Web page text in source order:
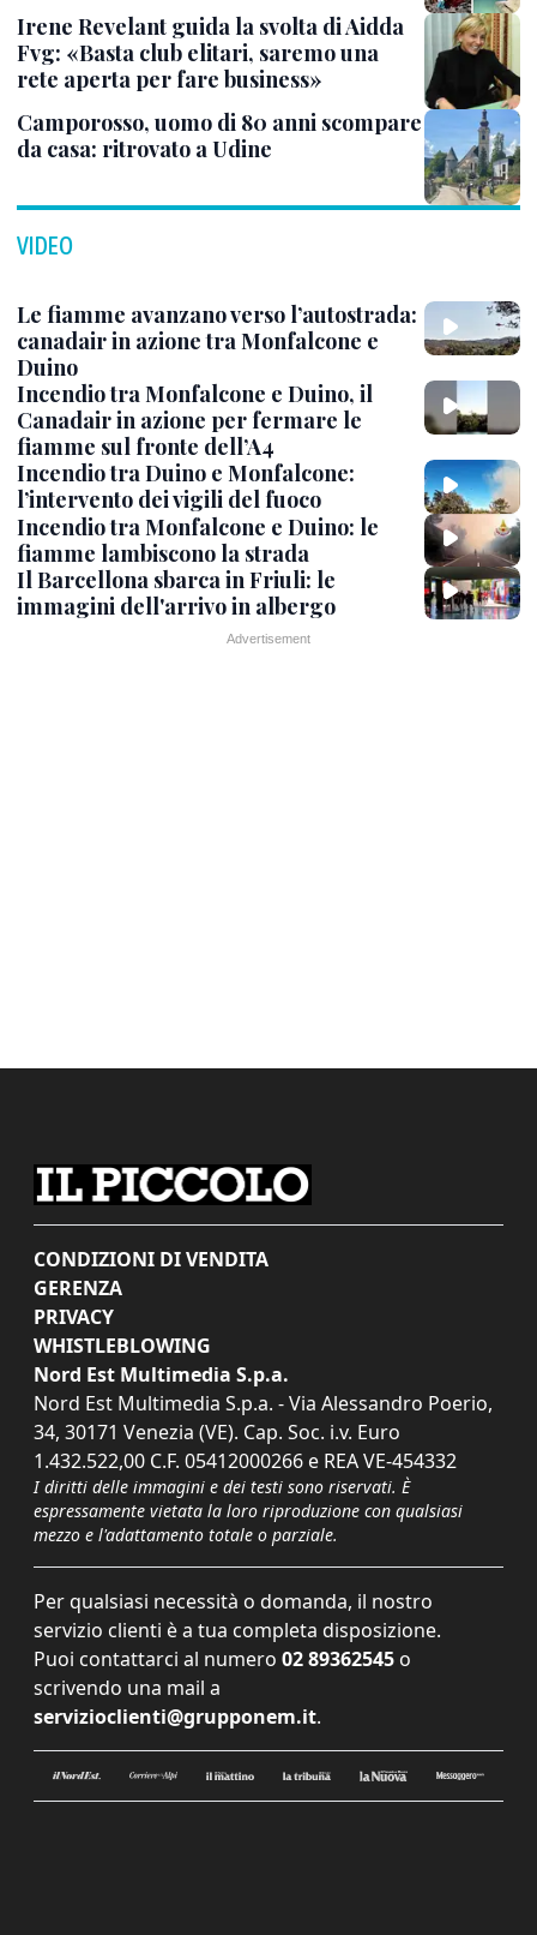
Irene Revelant guida la svolta di Aidda
Fvg: «Basta club elitari, saremo una
rete aperta per fare business»
Camporosso, uomo di 80 anni scompare
da casa: ritrovato a Udine
VIDEO
Le fiamme avanzano verso l’autostrada:
canadair in azione tra Monfalcone e
Duino
Incendio tra Monfalcone e Duino, il
Canadair in azione per fermare le
fiamme sul fronte dell’A4
Incendio tra Duino e Monfalcone:
l’intervento dei vigili del fuoco
Incendio tra Monfalcone e Duino: le
fiamme lambiscono la strada
Il Barcellona sbarca in Friuli: le
immagini dell'arrivo in albergo
CONDIZIONI DI VENDITA
GERENZA
PRIVACY
WHISTLEBLOWING
Nord Est Multimedia S.p.a.
Nord Est Multimedia S.p.a. - Via Alessandro Poerio,
34, 30171 Venezia (VE). Cap. Soc. i.v. Euro
1.432.522,00 C.F. 05412000266 e REA VE-454332
I diritti delle immagini e dei testi sono riservati. È
espressamente vietata la loro riproduzione con qualsiasi
mezzo e l'adattamento totale o parziale.
Per qualsiasi necessità o domanda, il nostro
servizio clienti è a tua completa disposizione.
Puoi contattarci al numero 02 89362545 o
scrivendo una mail a
servizioclienti@grupponem.it.